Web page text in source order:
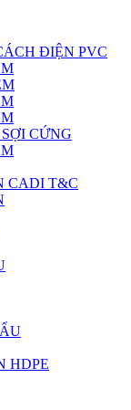
ĐIỆN PVC
CỨNG
CADI T&C
HDPE